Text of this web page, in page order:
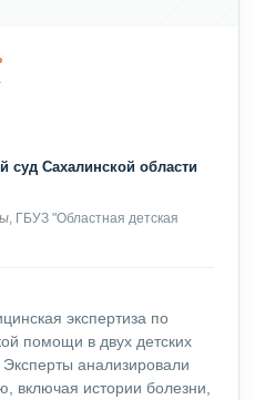
Сахалинской области
, ГБУЗ "Областная детская
экспертиза по
помощи в двух детских
анализировали
включая истории болезни,